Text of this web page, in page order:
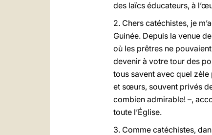
des laïcs éducateurs, à
2. Chers catéchistes, je
Guinée. Depuis la venue
où les prêtres ne
devenir à votre tour des
tous savent avec quel
et sœurs, souvent privés
combien admirable! –,
toute l’Église.
3. Comme catéchistes,